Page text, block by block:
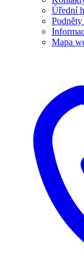
Úřední
Mapa